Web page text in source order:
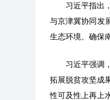
习近平指出
与京津冀协同发
生态环境、确保
习近平强调
拓展脱贫攻坚成
性可及性上再上